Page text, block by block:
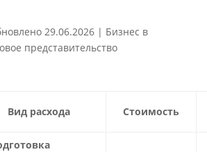
29.06.2026| Бизнес в
представительство
Вид расхода Стоимость